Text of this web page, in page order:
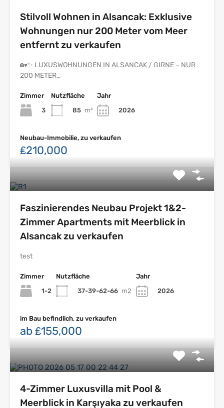
Stilvoll Wohnen in Alsancak: Exklusive
Wohnungen nur 200 Meter vom Meer
entfernt zu verkaufen
🏡✨ LUXUSWOHNUNGEN IN ALSANCAK / GIRNE – NUR
200 METER…
Zimmer
3
Nutzfläche
85 m²
Jahr
2026
Neubau-Immobilie, zu verkaufen
₤210,000
Faszinierendes Neubau Projekt 1&2-
Zimmer Apartments mit Meerblick in
Alsancak zu verkaufen
test
Zimmer
1-2
Nutzfläche
37-39-62-66 m2
Jahr
2026
im Bau befindlich, zu verkaufen
ab ₤155,000
4-Zimmer Luxusvilla mit Pool &
Meerblick in Karşıyaka zu verkaufen